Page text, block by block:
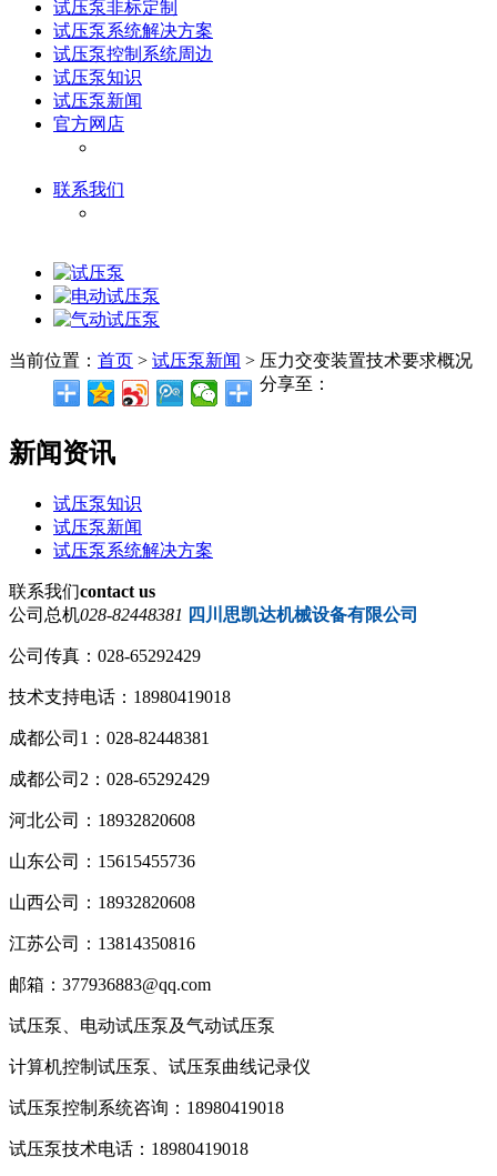
试压泵非标定制
试压泵系统解决方案
试压泵控制系统周边
试压泵知识
试压泵新闻
官方网店
联系我们
当前位置： 首页 > 试压泵新闻 > 压力交变装置技术要求概况
分享至：
新闻资讯
试压泵知识
试压泵新闻
试压泵系统解决方案
联系我们contact us
公司总机028-82448381 四川思凯达机械设备有限公司
公司传真：028-65292429
技术支持电话：18980419018
成都公司1：028-82448381
成都公司2：028-65292429
河北公司：18932820608
山东公司：15615455736
山西公司：18932820608
江苏公司：13814350816
邮箱：377936883@qq.com
试压泵、电动试压泵及气动试压泵
计算机控制试压泵、试压泵曲线记录仪
试压泵控制系统咨询：18980419018
试压泵技术电话：18980419018